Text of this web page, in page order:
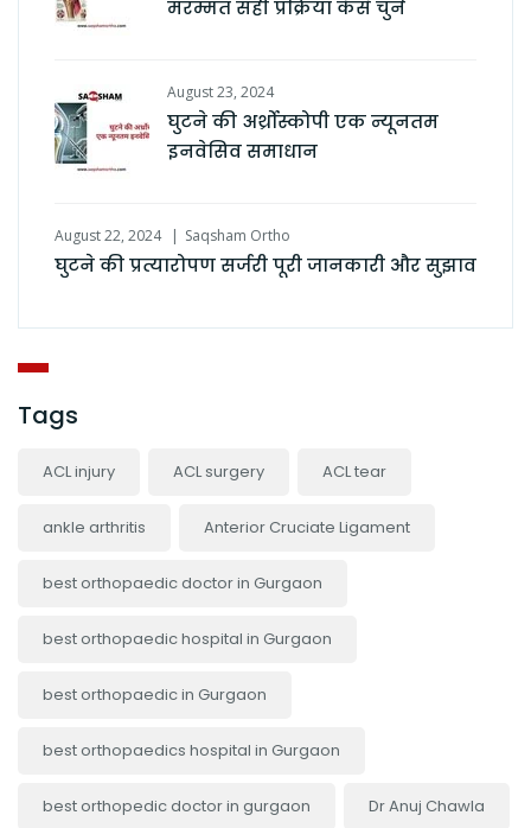
मरम्मत सही प्रक्रिया कैसे चुनें
August 23, 2024
घुटने की अर्थ्रोस्कोपी एक न्यूनतम
इनवेसिव समाधान
August 22, 2024 Saqsham Ortho
घुटने की प्रत्यारोपण सर्जरी पूरी जानकारी और सुझाव
Tags
ACL injury ACL surgery ACL tear
ankle arthritis Anterior Cruciate Ligament
best orthopaedic doctor in Gurgaon
best orthopaedic hospital in Gurgaon
best orthopaedic in Gurgaon
best orthopaedics hospital in Gurgaon
best orthopedic doctor in gurgaon Dr Anuj Chawla